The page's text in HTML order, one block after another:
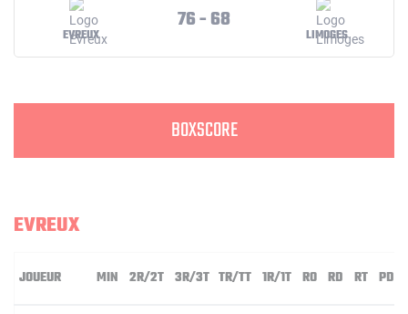
EVREUX
76 - 68
LIMOGES
BOXSCORE
EVREUX
JOUEUR MIN 2R/2T 3R/3T TR/TT 1R/1T RO RD RT PD